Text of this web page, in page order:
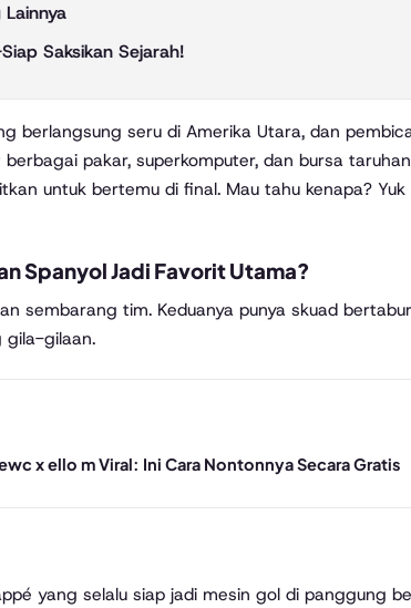
Saksikan Sejarah!
pakar, superkomputer, dan bursa
untuk bertemu di final. Mau tahu kenapa?
Spanyol Jadi Favorit Utama?
sembarang tim. Keduanya punya skuad
gila-gilaan.
x ello m Viral: Ini Cara Nontonnya Secara Gratis
yang selalu siap jadi mesin gol di panggung